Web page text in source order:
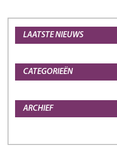
LAATSTE NIEUWS
CATEGORIEËN
ARCHIEF